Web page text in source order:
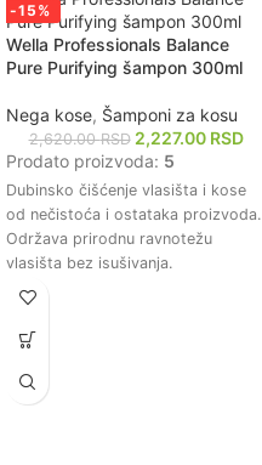
-15%
Wella Professionals Balance
Pure Purifying šampon 300ml
Nega kose, Šamponi za kosu
2,620.00RSD 2,227.00 RSD
Prodato proizvoda: 5
Dubinsko čišćenje vlasišta i kose
od nečistoća i ostataka proizvoda.
Održava prirodnu ravnotežu
vlasišta bez isušivanja.
Formulacija bez parabena i sulfata
Ostavlja kosu svežom, laganom i
Pogodan za sve tipove kose,